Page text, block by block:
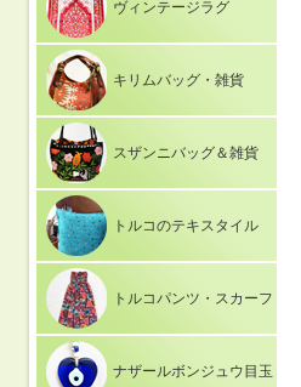
ヴィンテージラグ
キリムバッグ・雑貨
スザンニバッグ＆雑貨
トルコのテキスタイル
トルコパンツ・スカーフ
ナザールボンジュウ目玉